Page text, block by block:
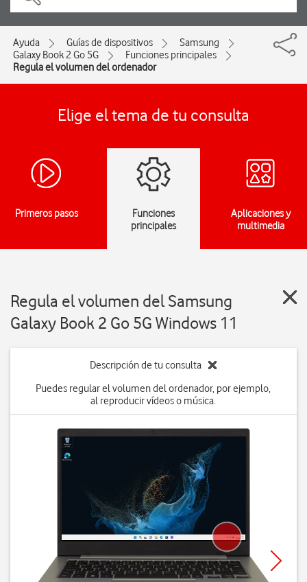
Ayuda Guías de dispositivos
Samsung
Galaxy Book 2 Go 5G
Funciones principales
Regula el volumen del ordenador
Elige el tema de tu consulta
Primeros pasos
Funciones
principales
Aplicaciones y
multimedia
Regula el volumen del Samsung
Galaxy Book 2 Go 5G Windows 11
Descripción de tu consulta
Puedes regular el volumen del ordenador, por ejemplo,
al reproducir vídeos o música.